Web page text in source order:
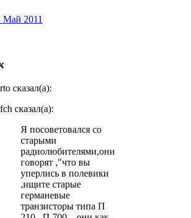
Май 2011
сказал(а):
сказал(а):
Я посоветовался со
старыми
радиолюбителями,они
говорят ,"что вы
уперлись в полевики
,ищите старые
германевые
транзисторы типа П